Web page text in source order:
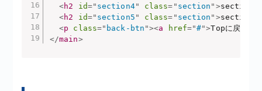
<h2 id=" section4" class= " section " >section4
<h2 id=" section5 " class= " section " >section5
<p class=" back-btn "><a href="#">Topに戻る
</main>